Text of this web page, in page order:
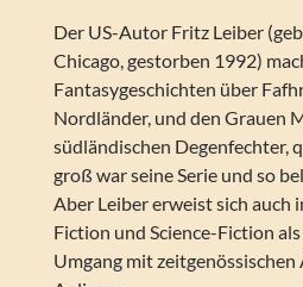
Der US-Autor Fritz Leiber
Chicago, gestorben 1992)
Fantasygeschichten über
Nordländer, und den Grauen
südländischen Degenfechter,
groß war seine Serie und so
Aber Leiber erweist sich auch
Fiction und Science-Fiction
Umgang mit zeitgenössischen